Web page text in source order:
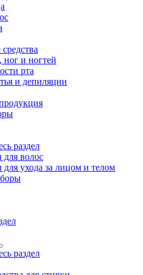
ног и ногтей
рта
и депиляции
раздел
для волос
для ухода за лицом и телом
раздел